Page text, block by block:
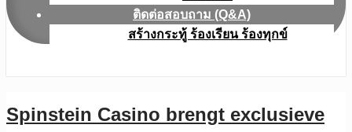
ติดต่อสอบถาม (Q&A)
สร้างกระทู้ ร้องเรียน ร้องทุกข์
Spinstein Casino brengt exclusieve